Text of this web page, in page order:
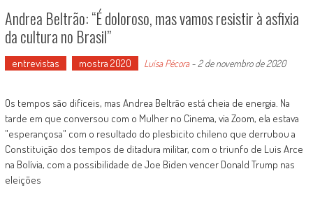
Andrea Beltrão: “É doloroso, mas vamos resistir à asfixia
da cultura no Brasil”
entrevistas mostra 2020 Luísa Pécora- 2 de novembro de 2020
Os tempos são difíceis, mas Andrea Beltrão está cheia de energia. Na
tarde em que conversou com o Mulher no Cinema, via Zoom, ela estava
"esperançosa" com o resultado do plesbicito chileno que derrubou a
Constituição dos tempos de ditadura militar, com o triunfo de Luis Arce
na Bolívia, com a possibilidade de Joe Biden vencer Donald Trump nas
eleições